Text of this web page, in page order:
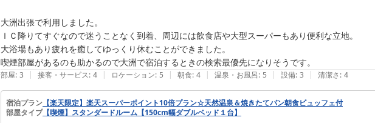
大洲出張で利用しました。
ＩＣ降りてすぐなので迷うことなく到着、周辺には飲食店や大型スーパーもあり便利な立地。
大浴場もあり疲れを癒してゆっくり休むことができました。
喫煙部屋があるのも助かるので大洲で宿泊するときの検索最優先になりそうです。
部屋: 3 | 接客・サービス: 4 | ロケーション: 5 | 朝食: 4 | 温泉・お風呂: 5 | 設備: 3 | 清潔さ: 4
宿泊プラン 【楽天限定】楽天スーパーポイント10倍プラン☆天然温泉＆焼きたてパン朝食ビュッフェ付
部屋タイプ【喫煙】スタンダードルーム【150cm幅ダブルベッド１台】